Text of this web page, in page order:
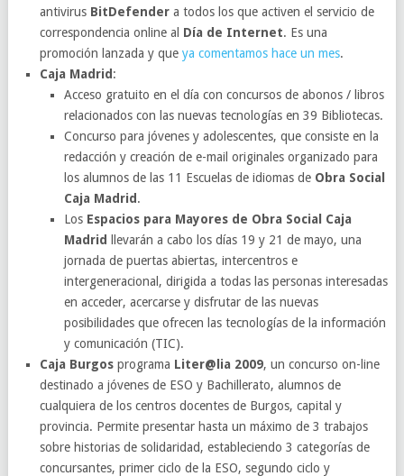
antivirus BitDefender a todos los que activen el servicio de
correspondencia online al Día de Internet. Es una
promoción lanzada y queya comentamos hace un mes.
Caja Madrid :
Acceso gratuito en el día con concursos de abonos / libros
relacionados con las nuevas tecnologías en 39 Bibliotecas.
Concurso para jóvenes y adolescentes, que consiste en la
redacción y creación de e-mail originales organizado para
los alumnos de las 11 Escuelas de idiomas de Obra Social
Caja Madrid .
Los Espacios para Mayores de Obra Social Caja
Madrid
llevarán a cabo los días 19 y 21 de mayo, una
jornada de puertas abiertas, intercentros e
intergeneracional, dirigida a todas las personas interesadas
en acceder, acercarse y disfrutar de las nuevas
posibilidades que ofrecen las tecnologías de la información
y comunicación (TIC).
Caja Burgos programa Liter@lia 2009, un concurso on-line
destinado a jóvenes de ESO y Bachillerato, alumnos de
cualquiera de los centros docentes de Burgos, capital y
provincia. Permite presentar hasta un máximo de 3 trabajos
sobre historias de solidaridad, estableciendo 3 categorías de
concursantes, primer ciclo de la ESO, segundo ciclo y